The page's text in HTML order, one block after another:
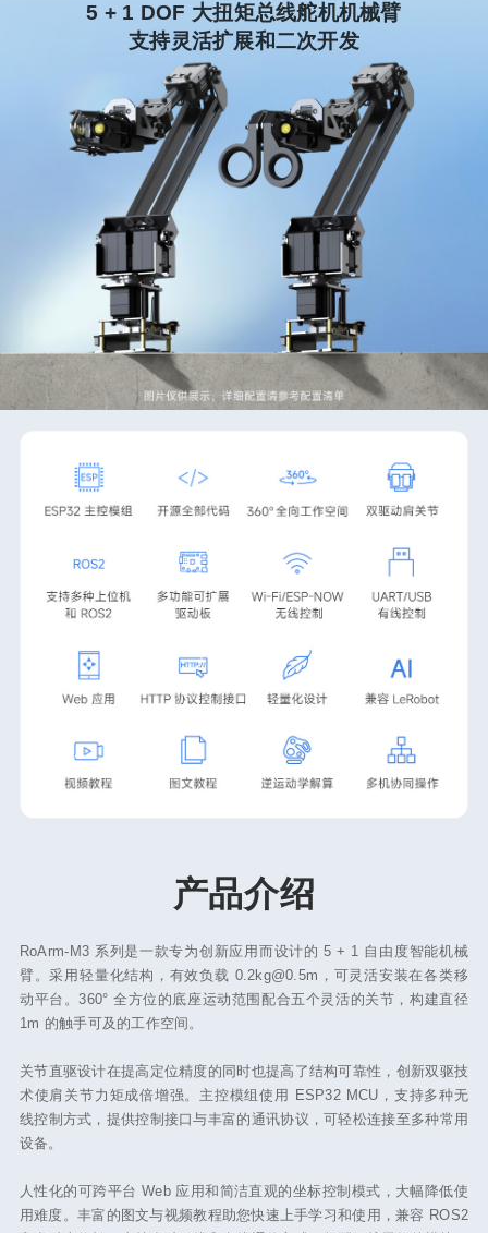
5 + 1 DOF 大扭矩总线舵机机械臂
支持灵活扩展和二次开发
产品介绍
RoArm-M3 系列是一款专为创新应用而设计的 5 + 1 自由度智能机械
臂。采用轻量化结构，有效负载 0.2kg@0.5m，可灵活安装在各类移
动平台。360° 全方位的底座运动范围配合五个灵活的关节，构建直径
1m 的触手可及的工作空间。
关节直驱设计在提高定位精度的同时也提高了结构可靠性，创新双驱技
术使肩关节力矩成倍增强。主控模组使用 ESP32 MCU，支持多种无
线控制方式，提供控制接口与丰富的通讯协议，可轻松连接至多种常用
设备。
人性化的可跨平台 Web 应用和简洁直观的坐标控制模式，大幅降低使
用难度。丰富的图文与视频教程助您快速上手学习和使用，兼容 ROS2